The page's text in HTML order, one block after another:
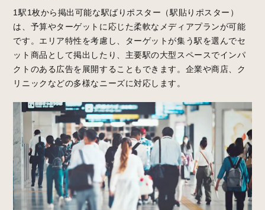
1駅1枚から掲出可能な駅ばりポスター（駅貼りポスター）
は、予算やターゲットに応じた柔軟なメディアプランが可能
です。エリア特性を考慮し、ターゲットが集う駅を選んでセ
ット商品として掲出したり、主要駅の大型スペースでインパ
クトのある広告を展開することもできます。企業や商店、ク
リニックなどの多様なニーズに対応します。